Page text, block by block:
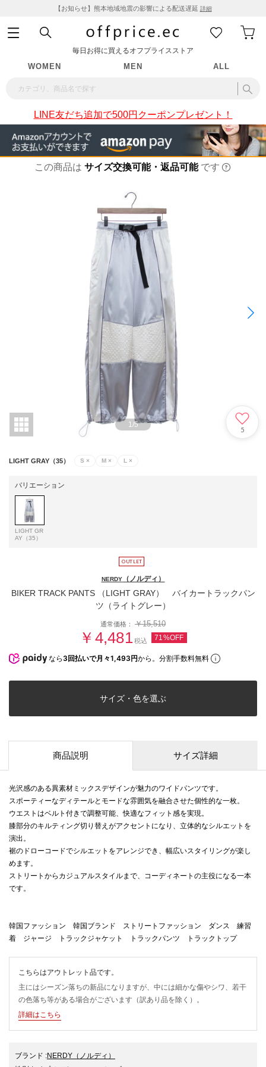
【お知らせ】熊本地域地震の影響による配送遅延 詳細
毎日お得に買えるオフプライスストア
WOMEN MEN ALL
LINE友だち追加で500円クーポンプレゼント！
この商品は サイズ交換可能・返品可能 です
1/5
5
LIGHT GRAY（35） S × M × L ×
バリエーション
LIGHT GR
AY（35）
NERDY（ノルディ）
BIKER TRACK PANTS （LIGHT GRAY） バイカートラックパン
ツ（ライトグレー）
通常価格： ￥15,510
￥4,481税込 71%OFF
なら 3回払いで月々1,493円から。分割手数料無料
サイズ・色を選ぶ
商品説明 サイズ詳細
光沢感のある異素材ミックスデザインが魅力のワイドパンツです。
スポーティーなディテールとモードな雰囲気を融合させた個性的な一枚。
ウエストはベルト付きで調整可能、快適なフィット感を実現。
膝部分のキルティング切り替えがアクセントになり、立体的なシルエットを
演出。
裾のドローコードでシルエットをアレンジでき、幅広いスタイリングが楽し
めます。
ストリートからカジュアルスタイルまで、コーディネートの主役になる一本
です。
韓国ファッション 韓国ブランド ストリートファッション ダンス 練習
着 ジャージ トラックジャケット トラックパンツ トラックトップ
こちらはアウトレット品です。
主にはシーズン落ちの新品になりますが、中には細かな傷やシワ、若干
の色落ち等がある場合がございます（訳あり品を除く）。
詳細はこちら
ブランド :NERDY （ノルディ）